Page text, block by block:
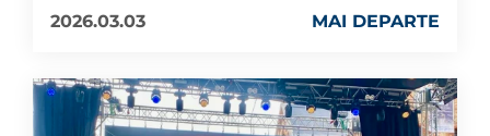
2026.03.03 MAI DEPARTE